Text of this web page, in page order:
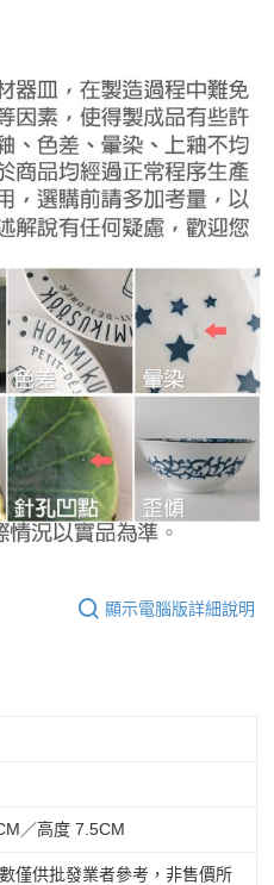
顯示電腦版詳細說明
／高度 7.5CM
僅供批發業者參考，非售價所